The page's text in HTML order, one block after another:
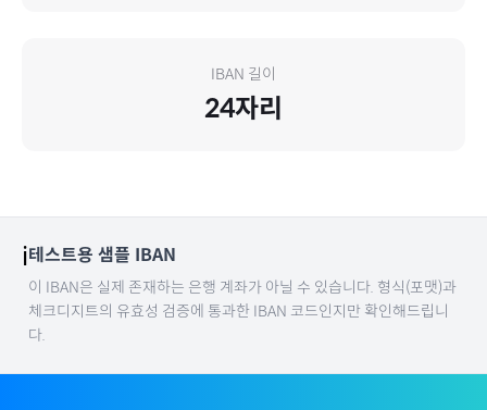
IBAN 길이
24자리
ℹ️테스트용 샘플 IBAN
이 IBAN은 실제 존재하는 은행 계좌가 아닐 수 있습니다. 형식(포맷)과
체크디지트의 유효성 검증에 통과한 IBAN 코드인지만 확인해드립니
다.